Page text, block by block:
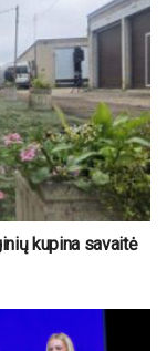
kupina savaitė